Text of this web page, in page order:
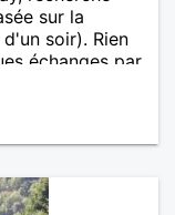
sur la
soir). Rien
échanges par
entre les
de se